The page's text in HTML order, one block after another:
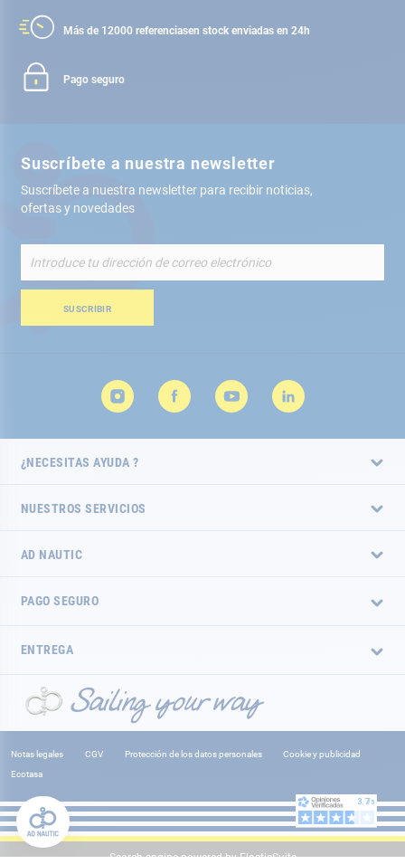
Más de 12000 referenciasen stock enviadas en 24h
Pago seguro
Suscríbete a nuestra newsletter
Suscríbete a nuestra newsletter para recibir noticias,
ofertas y novedades
nuestro
de
SUSCRIBIR
¿NECESITAS AYUDA ?
NUESTROS SERVICIOS
AD NAUTIC
PAGO SEGURO
ENTREGA
Notas legales CGV Protección de los datos personales
Cookie y publicidad
Ecotasa
Search engine powered byElasticSuite